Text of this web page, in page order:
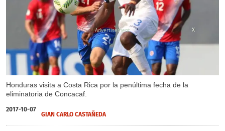
Honduras visita a Costa Rica por la penúltima fecha de la
eliminatoria de Concacaf.
X
2017-10-07
GIAN CARLO CASTAÑEDA